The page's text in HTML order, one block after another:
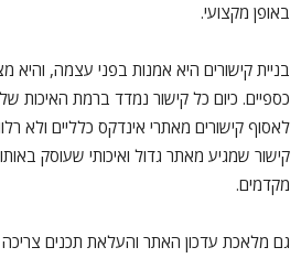
באופן מקצועי.
בניית קישורים היא אמנות בפני עצמה, והיא
כספיים. כיום כל קישור נמדד ברמת האיכות
לאסוף קישורים מאתרי אינדקס כלליים ולא
קישור שמגיע מאתר גדול ואיכותי שעוסק
מקדמים.
גם מלאכת עדכון האתר והעלאת תכנים צריכה